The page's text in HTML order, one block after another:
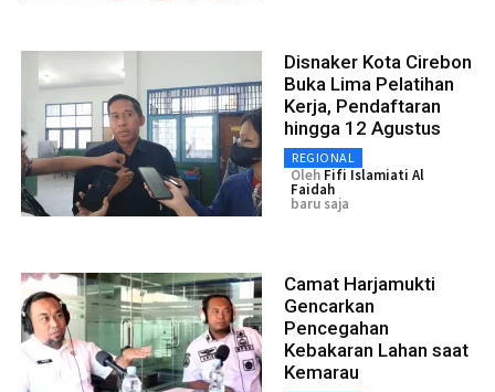
Disnaker Kota Cirebon
Buka Lima Pelatihan
Kerja, Pendaftaran
hingga 12 Agustus
REGIONAL
Oleh Fifi Islamiati Al
Faidah
baru saja
Camat Harjamukti
Gencarkan
Pencegahan
Kebakaran Lahan saat
Kemarau